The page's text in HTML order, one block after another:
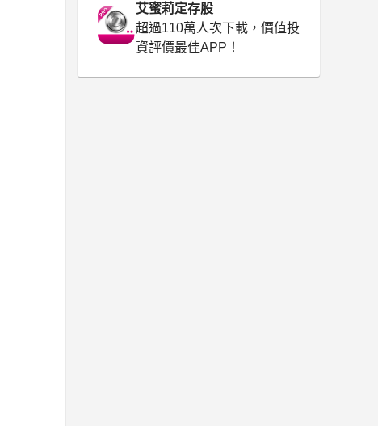
艾蜜莉定存股
超過110萬人次下載，價值投
資評價最佳APP！